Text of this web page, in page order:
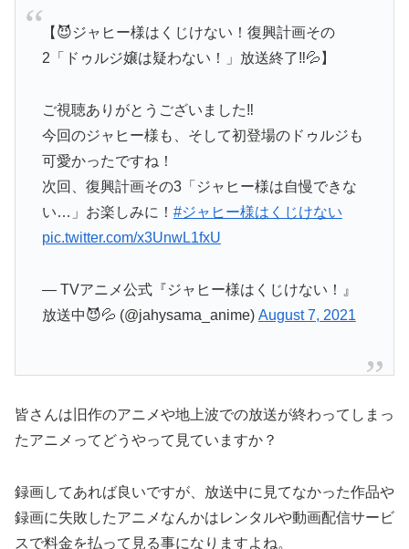
【😈ジャヒー様はくじけない！復興計画その
2「ドゥルジ嬢は疑わない！」放送終了‼️💦】
ご視聴ありがとうございました‼️
今回のジャヒー様も、そして初登場のドゥルジも
可愛かったですね！
次回、復興計画その3「ジャヒー様は自慢できな
い…」お楽しみに！ #ジャヒー様はくじけない
pic.twitter.com/x3UnwL1fxU
— TVアニメ公式『ジャヒー様はくじけない！』
放送中😈💦 (@jahysama_anime) August 7, 2021
皆さんは旧作のアニメや地上波での放送が終わってしまっ
たアニメってどうやって見ていますか？
録画してあれば良いですが、放送中に見てなかった作品や
録画に失敗したアニメなんかはレンタルや動画配信サービ
スで料金を払って見る事になりますよね。